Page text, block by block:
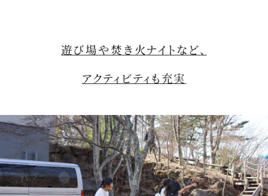
遊び場や焚き火ナイトなど、
アクティビティも充実